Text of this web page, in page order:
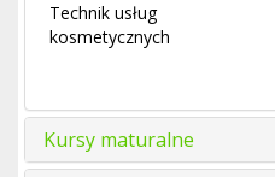
Technik usług
kosmetycznych
Kursy maturalne